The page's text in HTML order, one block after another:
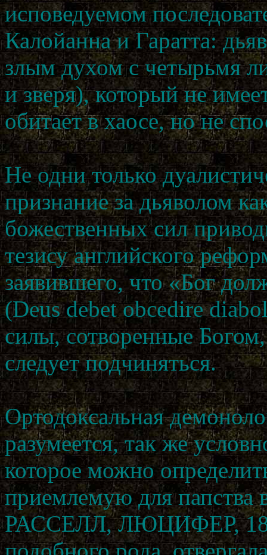
исповедуемом
Калойанна и Гаратта:
злым духом с четырьмя
и зверя), который не
обитает в хаосе, но не
Не одни только
признание за дьяволом
божественных сил
тезису английского
заявившего, что «Бог
(Deus debet obcedire
силы, сотворенные
следует подчиняться.
Ортодоксальная
разумеется, так же
которое можно
приемлемую для
РАССЕЛЛ, ЛЮЦИФЕР,